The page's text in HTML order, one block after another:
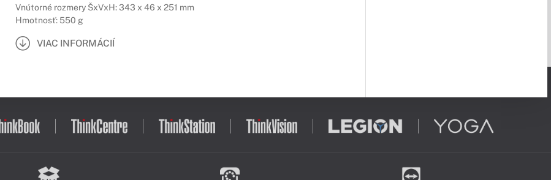
Vnútorné rozmery ŠxVxH: 343 x 46 x 251 mm
Hmotnosť: 550 g
VIAC INFORMÁCIÍ